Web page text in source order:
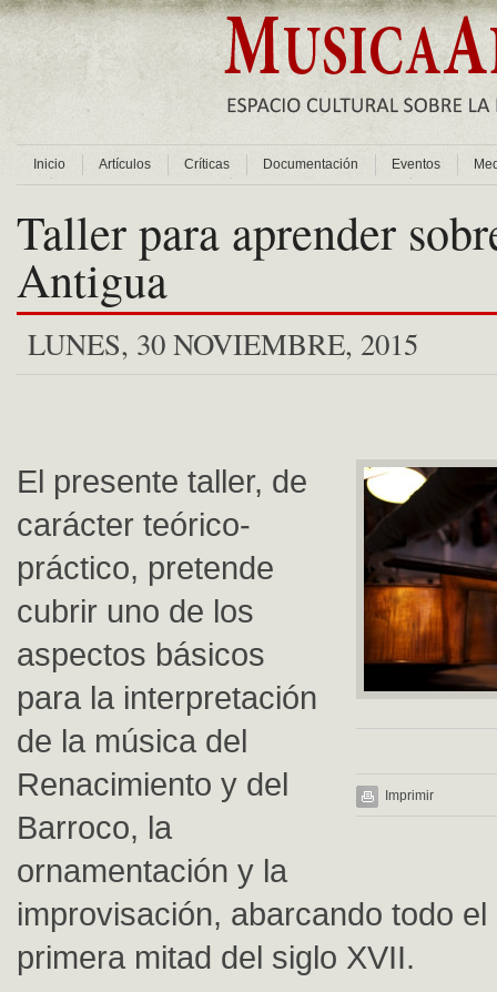
Inicio Artículos Críticas Documentación Eventos
Taller para aprender
Antigua
LUNES, 30 NOVIEMBRE, 2015
Imprimir
El presente taller, de
carácter teórico-
práctico, pretende
cubrir uno de los
aspectos básicos
para la interpretación
de la música del
Renacimiento y del
Barroco, la
ornamentación y la
improvisación, abarcando todo
primera mitad del siglo XVII.